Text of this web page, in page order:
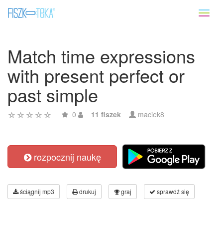
Match time expressions
with present perfect or
past simple
0 11 fiszek maciek8
rozpocznij naukę
ściągnij mp3 drukuj graj sprawdź się